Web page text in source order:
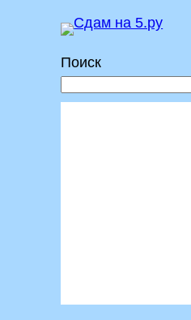
Перейти
к
содержимому
Поиск